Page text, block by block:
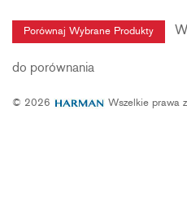
do porównania
© 2026 Wszelkie prawa